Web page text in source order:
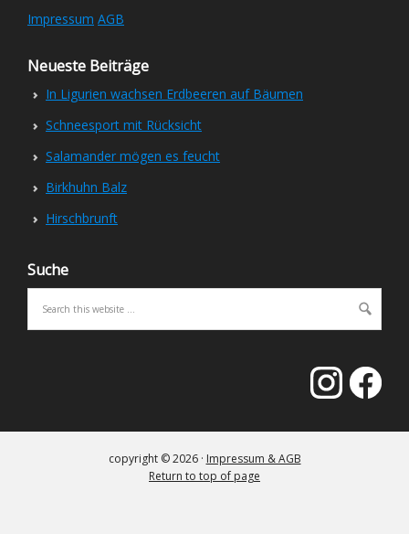
Impressum AGB
Neueste Beiträge
In Ligurien wachsen Erdbeeren auf Bäumen
Schneesport mit Rücksicht
Salamander mögen es feucht
Birkhuhn Balz
Hirschbrunft
Suche
copyright © 2026 · Impressum & AGB
Return to top of page